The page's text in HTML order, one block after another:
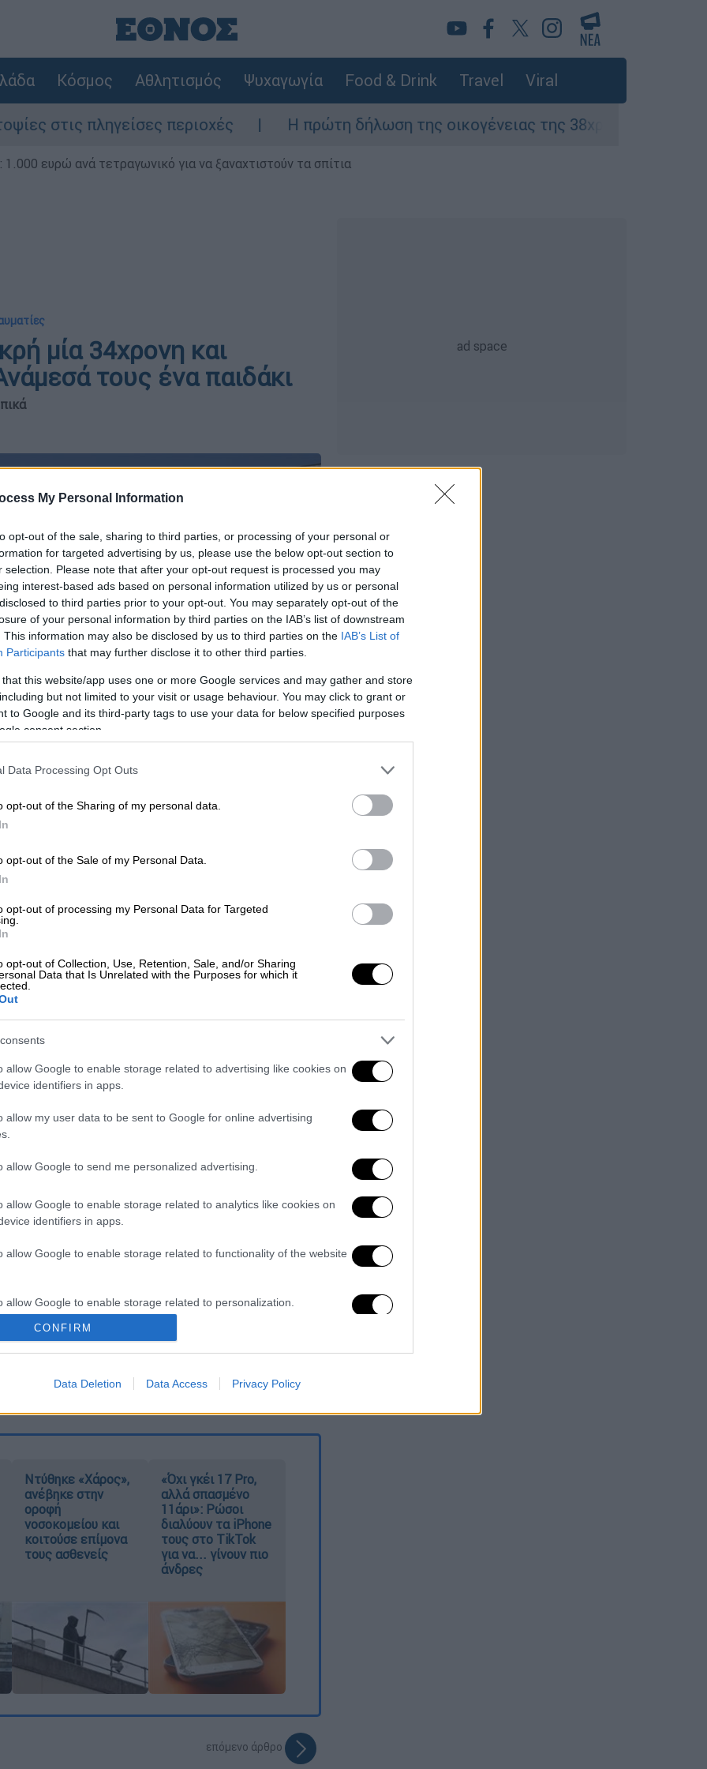
My Personal Information
opt-out of the sale, sharing to third parties, or processing of your personal or
for targeted advertising by us, please use the below opt-out section to
selection. Please note that after your opt-out request is processed you may
interest-based ads based on personal information utilized by us or personal
to third parties prior to your opt-out. You may separately opt-out of the
of your personal information by third parties on the IAB’s list of downstream
This information may also be disclosed by us to third parties on the IAB’s List of
Participants that may further disclose it to other third parties.
that this website/app uses one or more Google services and may gather and store
but not limited to your visit or usage behaviour. You may click to grant or
to Google and its third-party tags to use your data for below specified purposes
consent section.
Data Processing Opt Outs
opt-out of the Sharing of my personal data.
opt-out of the Sale of my Personal Data.
opt-out of processing my Personal Data for Targeted
opt-out of Collection, Use, Retention, Sale, and/or Sharing
Data that Is Unrelated with the Purposes for which it
allow Google to enable storage related to advertising like cookies on
identifiers in apps.
allow my user data to be sent to Google for online advertising
allow Google to send me personalized advertising.
allow Google to enable storage related to analytics like cookies on
identifiers in apps.
allow Google to enable storage related to functionality of the website
allow Google to enable storage related to personalization.
allow Google to enable storage related to security, including
functionality and fraud prevention, and other user protection.
CONFIRM
Data Deletion Data Access Privacy Policy
Κόσμος Αθλητισμός Ψυχαγωγία Food & Drink Travel Viral
πληγείσες περιοχές Η πρώτη δήλωση της οικογένειας της 38χρονης Βρετανίδας
ευρώ ανά τετραγωνικό για να ξαναχτιστούν τα σπίτια
μία 34χρονη και
τους ένα παιδάκι
το ΕΘΝΟΣ στη Google
το πρωί της Παρασκευής στο 7ο
αδιευκρίνιστες συνθήκες, με
θεία του νεκρού Παναγιωτάκη - Όσα
αυτοκίνητο επέβαιναν
μόνος του.
τους μια 34χρονη η οποία τελικά
και μαζί με τον οδηγό του
ασθενοφόρα του ΕΚΑΒ στο Γενικό
Ντύθηκε «Χάρος»,
ανέβηκε στην
οροφή
νοσοκομείου και
κοιτούσε επίμονα
τους ασθενείς
«Όχι γκέι 17 Pro,
αλλά σπασμένο
11άρι»: Ρώσοι
διαλύουν τα iPhone
τους στο TikTok
για να... γίνουν πιο
άνδρες
επόμενο άρθρο